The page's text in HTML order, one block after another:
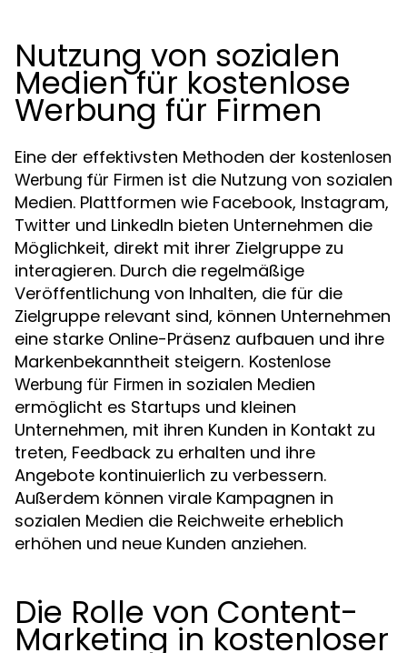
Nutzung von sozialen
Medien für kostenlose
Werbung für Firmen
Eine der effektivsten Methoden der kostenlosen
Werbung für Firmen ist die Nutzung von sozialen
Medien. Plattformen wie Facebook, Instagram,
Twitter und LinkedIn bieten Unternehmen die
Möglichkeit, direkt mit ihrer Zielgruppe zu
interagieren. Durch die regelmäßige
Veröffentlichung von Inhalten, die für die
Zielgruppe relevant sind, können Unternehmen
eine starke Online-Präsenz aufbauen und ihre
Markenbekanntheit steigern. Kostenlose
Werbung für Firmen in sozialen Medien
ermöglicht es Startups und kleinen
Unternehmen, mit ihren Kunden in Kontakt zu
treten, Feedback zu erhalten und ihre
Angebote kontinuierlich zu verbessern.
Außerdem können virale Kampagnen in
sozialen Medien die Reichweite erheblich
erhöhen und neue Kunden anziehen.
Die Rolle von Content-
Marketing in kostenloser